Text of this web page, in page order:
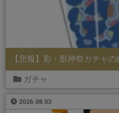
【悲報】彩・獣神祭ガチャ
ガチャ
2026.08.03